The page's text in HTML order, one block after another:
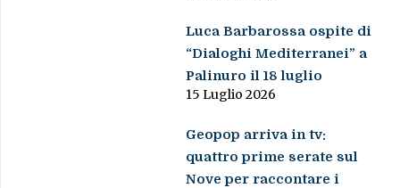
Luca Barbarossa ospite di
“Dialoghi Mediterranei” a
Palinuro il 18 luglio
15 Luglio 2026
Geopop arriva in tv:
quattro prime serate sul
Nove per raccontare i